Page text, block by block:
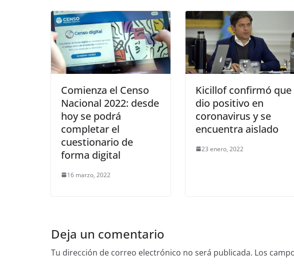
Comienza el Censo
Nacional 2022: desde
hoy se podrá
completar el
cuestionario de
forma digital
16 marzo, 2022
Kicillof confirmó que
dio positivo en
coronavirus y se
encuentra aislado
23 enero, 2022
Deja un comentario
Tu dirección de correo electrónico no será publicada. Los